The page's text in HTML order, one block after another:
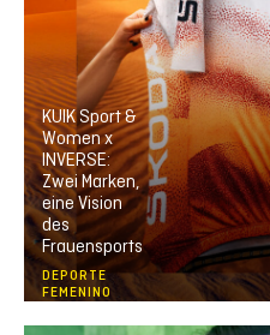
KUIK Sport &
Women x
INVERSE:
Zwei Marken,
eine Vision
des
Frauensports
DEPORTE
FEMENINO